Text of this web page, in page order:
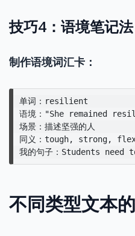
技巧4：语境笔记法
制作语境词汇卡：
单词：resilient
语境："She remained
场景：描述坚强的人
同义：tough, strong,
不同类型文本